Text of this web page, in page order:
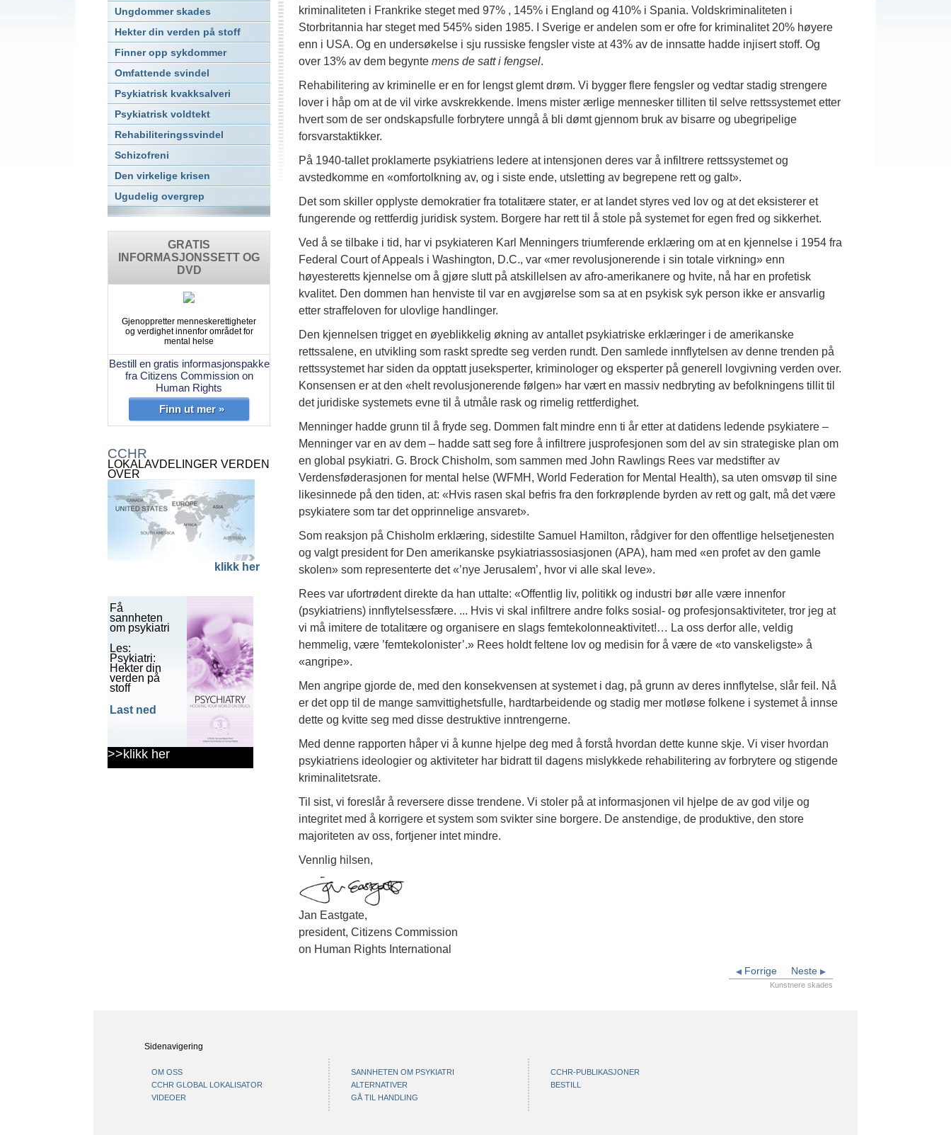
kriminaliteten i Frankrike steget med 97% , 145% i England og 410% i Spania. Voldskriminaliteten i
Storbritannia har steget med 545% siden 1985. I Sverige er andelen som er ofre for kriminalitet 20% høyere
enn i USA. Og en undersøkelse i sju russiske fengsler viste at 43% av de innsatte hadde injisert stoff. Og
over 13% av dem begynte mens de satt i fengsel.
Rehabilitering av kriminelle er en for lengst glemt drøm. Vi bygger flere fengsler og vedtar stadig strengere
lover i håp om at de vil virke avskrekkende. Imens mister ærlige mennesker tilliten til selve rettssystemet etter
hvert som de ser ondskapsfulle forbrytere unngå å bli dømt gjennom bruk av bisarre og ubegripelige
forsvarstaktikker.
På 1940-tallet proklamerte psykiatriens ledere at intensjonen deres var å infiltrere rettssystemet og
avstedkomme en «omfortolkning av, og i siste ende, utsletting av begrepene rett og galt».
Det som skiller opplyste demokratier fra totalitære stater, er at landet styres ved lov og at det eksisterer et
fungerende og rettferdig juridisk system. Borgere har rett til å stole på systemet for egen fred og sikkerhet.
Ved å se tilbake i tid, har vi psykiateren Karl Menningers triumferende erklæring om at en kjennelse i 1954 fra
Federal Court of Appeals i Washington, D.C., var «mer revolusjonerende i sin totale virkning» enn
høyesteretts kjennelse om å gjøre slutt på atskillelsen av afro-amerikanere og hvite, nå har en profetisk
kvalitet. Den dommen han henviste til var en avgjørelse som sa at en psykisk syk person ikke er ansvarlig
etter straffeloven for ulovlige handlinger.
Den kjennelsen trigget en øyeblikkelig økning av antallet psykiatriske erklæringer i de amerikanske
rettssalene, en utvikling som raskt spredte seg verden rundt. Den samlede innflytelsen av denne trenden på
rettssystemet har siden da opptatt juseksperter, kriminologer og eksperter på generell lovgivning verden over.
Konsensen er at den «helt revolusjonerende følgen» har vært en massiv nedbryting av befolkningens tillit til
det juridiske systemets evne til å utmåle rask og rimelig rettferdighet.
Menninger hadde grunn til å fryde seg. Dommen falt mindre enn ti år etter at datidens ledende psykiatere –
Menninger var en av dem – hadde satt seg fore å infiltrere jusprofesjonen som del av sin strategiske plan om
en global psykiatri. G. Brock Chisholm, som sammen med John Rawlings Rees var medstifter av
Verdensføderasjonen for mental helse (WFMH, World Federation for Mental Health), sa uten omsvøp til sine
likesinnede på den tiden, at: «Hvis rasen skal befris fra den forkrøplende byrden av rett og galt, må det være
psykiatere som tar det opprinnelige ansvaret».
Som reaksjon på Chisholm erklæring, sidestilte Samuel Hamilton, rådgiver for den offentlige helsetjenesten
og valgt president for Den amerikanske psykiatriassosiasjonen (APA), ham med «en profet av den gamle
skolen» som representerte det «’nye Jerusalem’, hvor vi alle skal leve».
Rees var ufortrødent direkte da han uttalte: «Offentlig liv, politikk og industri bør alle være innenfor
(psykiatriens) innflytelsessfære. ... Hvis vi skal infiltrere andre folks sosial- og profesjonsaktiviteter, tror jeg at
vi må imitere de totalitære og organisere en slags femtekolonneaktivitet!… La oss derfor alle, veldig
hemmelig, være ’femtekolonister’.» Rees holdt feltene lov og medisin for å være de «to vanskeligste» å
«angripe».
Men angripe gjorde de, med den konsekvensen at systemet i dag, på grunn av deres innflytelse, slår feil. Nå
er det opp til de mange samvittighetsfulle, hardtarbeidende og stadig mer motløse folkene i systemet å innse
dette og kvitte seg med disse destruktive inntrengerne.
Med denne rapporten håper vi å kunne hjelpe deg med å forstå hvordan dette kunne skje. Vi viser hvordan
psykiatriens ideologier og aktiviteter har bidratt til dagens mislykkede rehabilitering av forbrytere og stigende
kriminalitetsrate.
Til sist, vi foreslår å reversere disse trendene. Vi stoler på at informasjonen vil hjelpe de av god vilje og
integritet med å korrigere et system som svikter sine borgere. De anstendige, de produktive, den store
majoriteten av oss, fortjener intet mindre.
Vennlig hilsen,
Jan Eastgate,
president, Citizens Commission
on Human Rights International
Neste
Forrige
Kunstnere skades
Ungdommer skades
Hekter din verden på stoff
Finner opp sykdommer
Omfattende svindel
Psykiatrisk kvakksalveri
Psykiatrisk voldtekt
Rehabiliteringssvindel
Schizofreni
Den virkelige krisen
Ugudelig overgrep
GRATIS
INFORMASJONSSETT OG
DVD
Gjenoppretter menneskerettigheter
og verdighet innenfor området for
mental helse
Bestill en gratis informasjonspakke
fra Citizens Commission on
Human Rights
Finn ut mer »
CCHR
LOKALAVDELINGER VERDEN
OVER
klikk her
Få
sannheten
om psykiatri
Les:
Psykiatri:
Hekter din
verden på
stoff
Last ned
>>klikk her
Sidenavigering
OM OSS
CCHR GLOBAL LOKALISATOR
VIDEOER
SANNHETEN OM PSYKIATRI
ALTERNATIVER
GÅ TIL HANDLING
CCHR-PUBLIKASJONER
BESTILL